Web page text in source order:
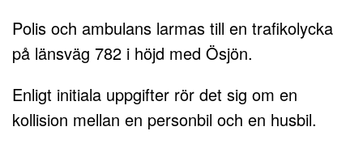
Polis och ambulans larmas till en trafikolycka
på länsväg 782 i höjd med Ösjön.
Enligt initiala uppgifter rör det sig om en
kollision mellan en personbil och en husbil.